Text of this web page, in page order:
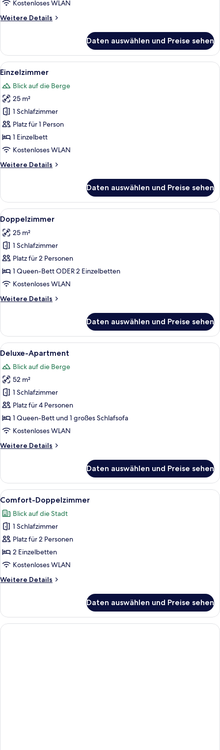
Kostenloses WLAN
Weitere Details
Weitere
Doppelzimmer
Daten auswählen und Preise sehen
Alle
Fotos
für
Einzelzimmer
anzeigen
Ein kleiner, gemütlicher Raum mit
3
Einzelzimmer
Blick auf die Berge
25 m²
1 Schlafzimmer
Platz für 1 Person
1 Einzelbett
Kostenloses WLAN
Weitere Details
Weitere
Daten auswählen und Preise sehen
Alle
Fotos
für
Doppelzimmer
anzeigen
Ein modernes Hotelzimmer mit
5
Doppelzimmer
25 m²
1 Schlafzimmer
Platz für 2 Personen
1 Queen-Bett ODER 2 Einzelbetten
Kostenloses WLAN
Weitere Details
Weitere
Daten auswählen und Preise sehen
Alle
Fotos
für
Deluxe-
Apartment
anzeigen
Ein Hotelzimmer mit einem großen
20
Deluxe-Apartment
Blick auf die Berge
52 m²
1 Schlafzimmer
Platz für 4 Personen
1 Queen-Bett und 1 großes Schlafsofa
Kostenloses WLAN
Weitere Details
Weitere
Apartment
Daten auswählen und Preise sehen
Alle
Fotos
für
Comfort-
Doppelzimmer
anzeigen
Ein Hotelzimmer mit einem Bett,
4
Comfort-Doppelzimmer
Blick auf die Stadt
1 Schlafzimmer
Platz für 2 Personen
2 Einzelbetten
Kostenloses WLAN
Weitere Details
Weitere
Doppelzimmer
Daten auswählen und Preise sehen